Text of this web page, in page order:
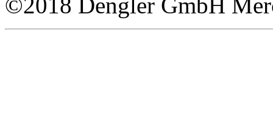
©2018 Dengler GmbH